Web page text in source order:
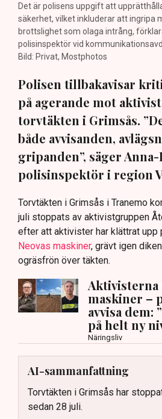
Det är polisens uppgift att
säkerhet, vilket inkluderar att ingripa
brottslighet som olaga intrång,
polisinspektör vid
Bild: Privat, Mostphotos
Polisen tillbakavisar
på agerande mot
torvtäkten i Grimsås.
både avvisanden,
gripanden”, säger
polisinspektör i region
Torvtäkten i Grimsås i Tranemo
juli stoppats av aktivistgruppen
efter att aktivister har klättrat upp
Neovas maskiner, grävt igen
ogräsfrön över täkten.
maskiner –
avvisa dem:
på helt ny
Näringsliv
AI-sammanfattning
Torvtäkten i Grimsås har
sedan 28 juli.